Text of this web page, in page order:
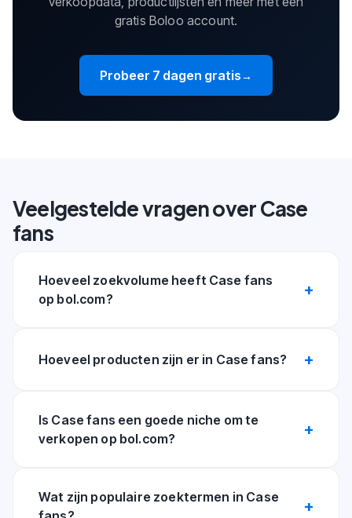
gratis Boloo account.
Probeer 7 dagen gratis→
Veelgestelde vragen over Case
fans
Hoeveel zoekvolume heeft Case fans
op bol.com?
Hoeveel producten zijn er in Case fans?
Is Case fans een goede niche om te
verkopen op bol.com?
Wat zijn populaire zoektermen in Case